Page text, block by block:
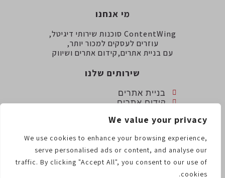
We value your privacy
We use cookies to enhance your browsing experience,
serve personalised ads or content, and analyse our
traffic. By clicking "Accept All", you consent to our use of
cookies.
מי אנחנו
ContentWing סוכנות שירותי דיגיטל,
עוזרים לעסקים למכור יותר,
עם בניית אתרים,קידום אתרים ושיווק
שירותים שלנו
בניית אתרים
קידום אתרים
כתיבה שיווקית
info@contentwing.co.il
058-7229777 (972)